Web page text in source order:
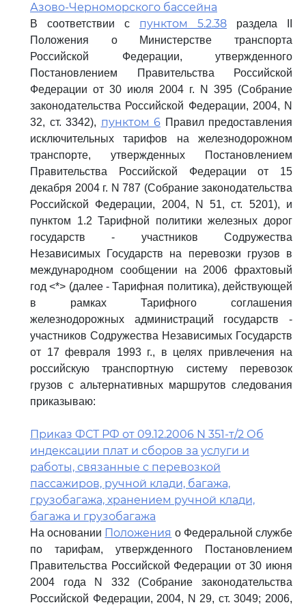
Азово-Черноморского бассейна
В соответствии с пунктом 5.2.38 раздела II
Положения о Министерстве транспорта
Российской Федерации, утвержденного
Постановлением Правительства Российской
Федерации от 30 июля 2004 г. N 395 (Собрание
законодательства Российской Федерации, 2004, N
32, ст. 3342), пунктом 6 Правил предоставления
исключительных тарифов на железнодорожном
транспорте, утвержденных Постановлением
Правительства Российской Федерации от 15
декабря 2004 г. N 787 (Собрание законодательства
Российской Федерации, 2004, N 51, ст. 5201), и
пунктом 1.2 Тарифной политики железных дорог
государств - участников Содружества
Независимых Государств на перевозки грузов в
международном сообщении на 2006 фрахтовый
год <*> (далее - Тарифная политика), действующей
в рамках Тарифного соглашения
железнодорожных администраций государств -
участников Содружества Независимых Государств
от 17 февраля 1993 г., в целях привлечения на
российскую транспортную систему перевозок
грузов с альтернативных маршрутов следования
приказываю:
Приказ ФСТ РФ от 09.12.2006 N 351-т/2 Об
индексации плат и сборов за услуги и
работы, связанные с перевозкой
пассажиров, ручной клади, багажа,
грузобагажа, хранением ручной клади,
багажа и грузобагажа
На основании Положения о Федеральной службе
по тарифам, утвержденного Постановлением
Правительства Российской Федерации от 30 июня
2004 года N 332 (Собрание законодательства
Российской Федерации, 2004, N 29, ст. 3049; 2006,